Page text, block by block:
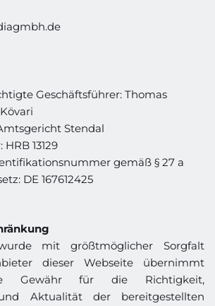
Geschäftsführer: Thomas
Stendal
13129
gemäß § 27 a
DE 167612425
mit größtmöglicher Sorgfalt
dieser Webseite übernimmt
Gewähr für die Richtigkeit,
Aktualität der bereitgestellten